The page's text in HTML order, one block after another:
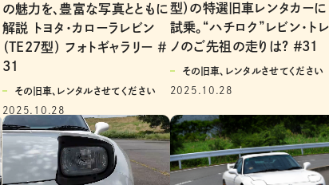
の魅力を、豊富な写真とともに
解説 トヨタ・カローラレビン
（TE27型） フォトギャラリー ＃
31
その旧車、レンタルさせてください
2025.10.28
型）の特選旧車レンタカーに
試乗。“ハチロク”レビン・ト
ノのご先祖の走りは? ＃3１
その旧車、レンタルさせてください
2025.10.28